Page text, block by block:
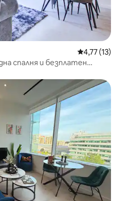
Средна
4,77 (13)
спалня и безплатен